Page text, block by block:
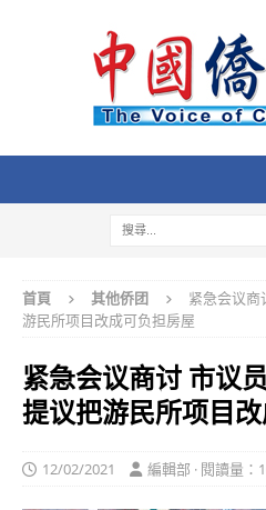
首頁 其他侨团
紧急会议商
游民所项目改成可负担房屋
紧急会议商讨 市议
提议把游民所项目
12/02/2021 編輯部 · 閱讀量：